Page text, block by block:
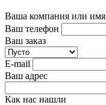
Ваша компания или имя
Ваш телефон
Ваш заказ
E-mail
Ваш адрес
Как нас нашли